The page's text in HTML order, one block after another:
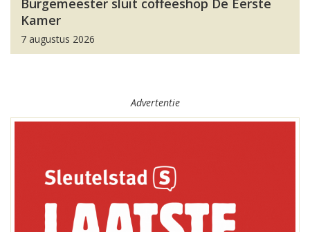
Burgemeester sluit coffeeshop De Eerste
Kamer
7 augustus 2026
Advertentie